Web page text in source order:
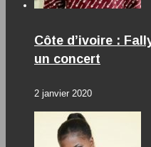
Côte d’ivoire :
un concert
2 janvier 2020